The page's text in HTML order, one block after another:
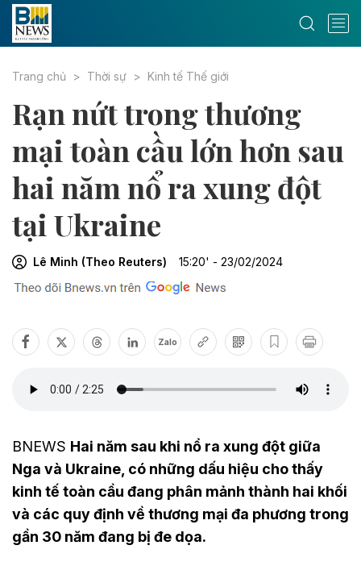
Trang chủ Thời sự Kinh tế Thế giới
Rạn nứt trong thương
mại toàn cầu lớn hơn sau
hai năm nổ ra xung đột
tại Ukraine
Lê Minh (Theo Reuters) 15:20' - 23/02/2024
Zalo
BNEWS Hai năm sau khi nổ ra xung đột giữa
Nga và Ukraine, có những dấu hiệu cho thấy
kinh tế toàn cầu đang phân mảnh thành hai khối
và các quy định về thương mại đa phương trong
gần 30 năm đang bị đe dọa.